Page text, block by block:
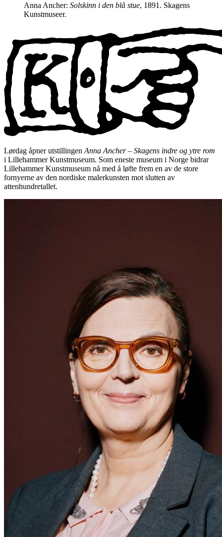
Anna Ancher: Solskinn i den blå stue, 1891. Skagens
Kunstmuseer.
Lørdag åpner utstillingen Anna Ancher – Skagens indre og ytre rom
i Lillehammer Kunstmuseum. Som eneste museum i Norge bidrar
Lillehammer Kunstmuseum nå med å løfte frem en av de store
fornyerne av den nordiske malerkunsten mot slutten av
attenhundretallet.